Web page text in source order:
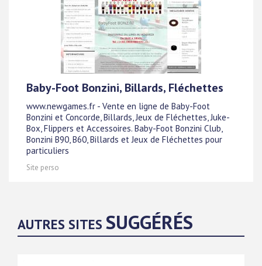
Baby-Foot Bonzini, Billards, Fléchettes
www.newgames.fr - Vente en ligne de Baby-Foot
Bonzini et Concorde, Billards, Jeux de Fléchettes, Juke-
Box, Flippers et Accessoires. Baby-Foot Bonzini Club,
Bonzini B90, B60, Billards et Jeux de Fléchettes pour
particuliers
Site perso
AUTRES SITES SUGGÉRÉS